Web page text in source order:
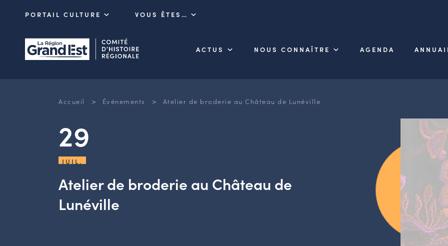
PORTAIL CULTURE VOUS ÊTES…
ACTUS NOUS CONNAÎTRE AGENDA
Accueil > Événements > Atelier de broderie au Château de Lunéville
29
JUIL.
Atelier de broderie au Château de
Lunéville